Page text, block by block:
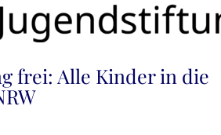
frei: Alle Kinder in die